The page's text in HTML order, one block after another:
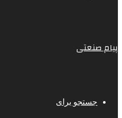
پیام صنعتی
جستجو برای